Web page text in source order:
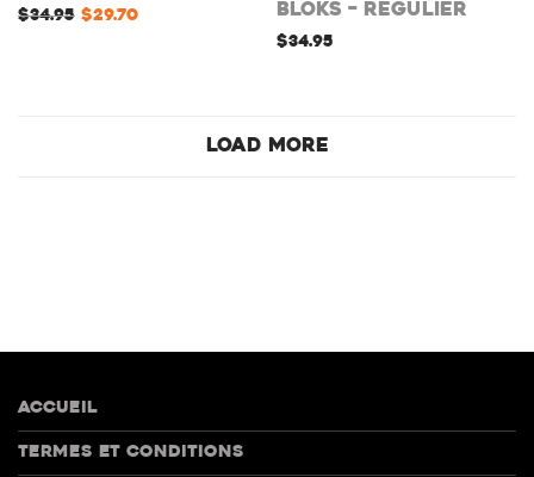
$34.95 $29.70
Bloks – Regulier
$34.95
Load More
Accueil
Termes et conditions